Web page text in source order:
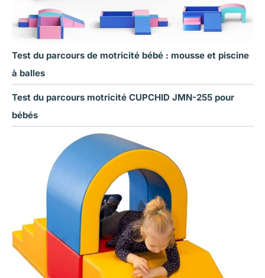
Test du parcours de motricité bébé : mousse et piscine
à balles
Test du parcours motricité CUPCHID JMN-255 pour
bébés